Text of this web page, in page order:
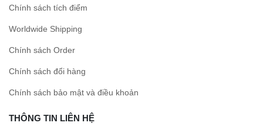
Chính sách tích điểm
Worldwide Shipping
Chính sách Order
Chính sách đổi hàng
Chính sách bảo mật và điều khoản
THÔNG TIN LIÊN HỆ